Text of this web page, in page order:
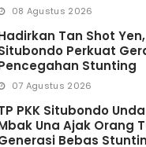
08 Agustus 2026
Tan Shot Yen,
Perkuat
Stunting
07 Agustus 2026
PKK Situbondo
Una Ajak Orang
Bebas